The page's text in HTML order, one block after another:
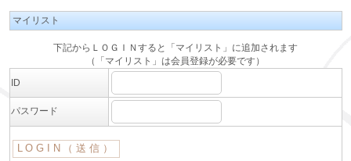
マイリスト
下記からＬＯＧＩＮすると「マイリスト」に追加されます
（「マイリスト」は会員登録が必要です）
ID
パスワード